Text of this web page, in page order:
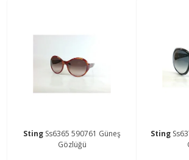
Sting Ss6365 590761 Güneş
Gözlüğü
Sting